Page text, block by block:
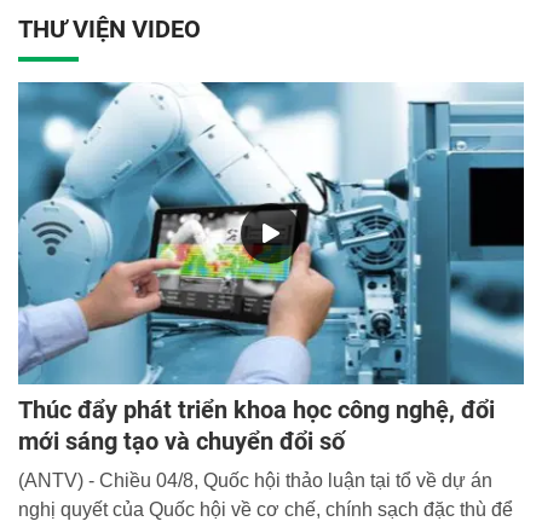
THƯ VIỆN VIDEO
Thúc đẩy phát triển khoa học công nghệ, đổi
mới sáng tạo và chuyển đổi số
(ANTV) - Chiều 04/8, Quốc hội thảo luận tại tổ về dự án
nghị quyết của Quốc hội về cơ chế, chính sạch đặc thù để